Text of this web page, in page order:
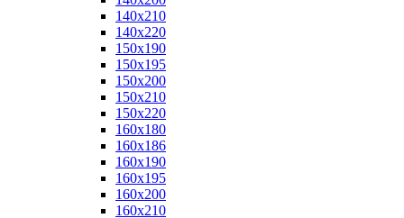
140x210
140x220
150x190
150x195
150x200
150x210
150x220
160x180
160x186
160x190
160x195
160x200
160x210